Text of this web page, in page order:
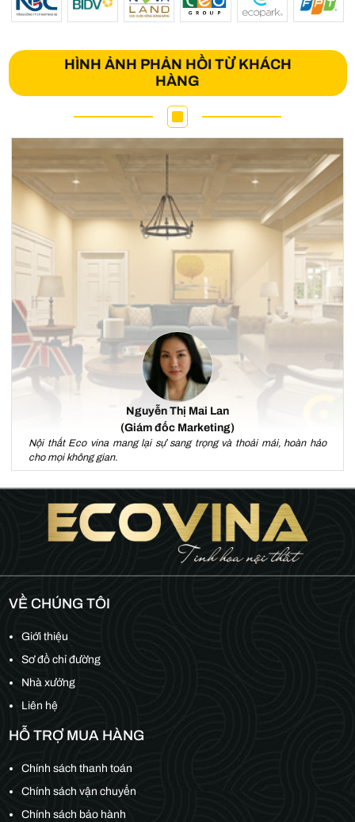
HÌNH ẢNH PHẢN HỒI TỪ KHÁCH
HÀNG
Nguyễn Thị Mai Lan
(Giám đốc Marketing)
Nội thất Eco vina mang lại sự sang trọng và thoải mái, hoàn hảo
cho mọi không gian.
VỀ CHÚNG TÔI
Giới thiệu
Sơ đồ chỉ đường
Nhà xưởng
Liên hệ
HỖ TRỢ MUA HÀNG
Chính sách thanh toán
Chính sách vận chuyển
Chính sách bảo hành